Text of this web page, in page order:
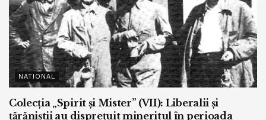
NATIONAL
Colecția „Spirit și Mister” (VII): Liberalii și
țărăniștii au disprețuit mineritul în perioada